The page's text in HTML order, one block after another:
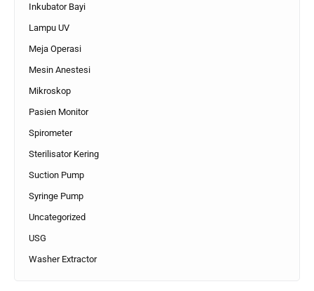
Inkubator Bayi
Lampu UV
Meja Operasi
Mesin Anestesi
Mikroskop
Pasien Monitor
Spirometer
Sterilisator Kering
Suction Pump
Syringe Pump
Uncategorized
USG
Washer Extractor